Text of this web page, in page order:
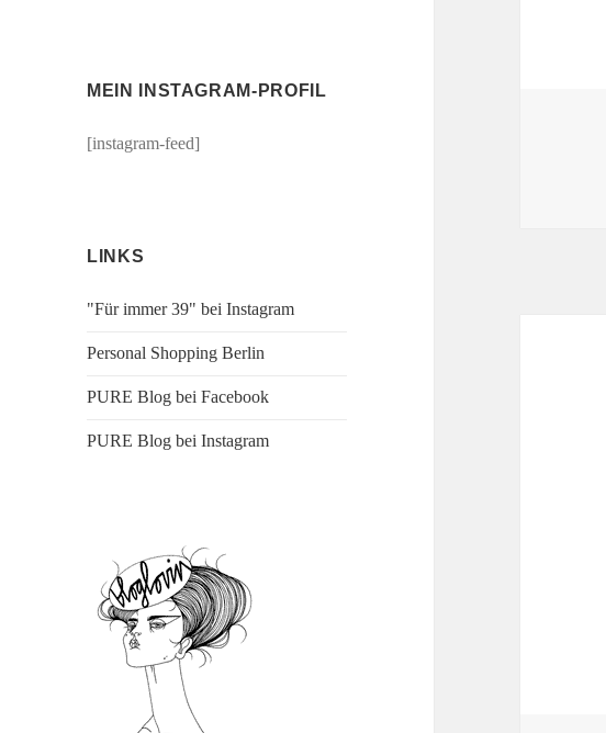
MEIN INSTAGRAM-PROFIL
[instagram-feed]
LINKS
"Für immer 39" bei Instagram
Personal Shopping Berlin
PURE Blog bei Facebook
PURE Blog bei Instagram